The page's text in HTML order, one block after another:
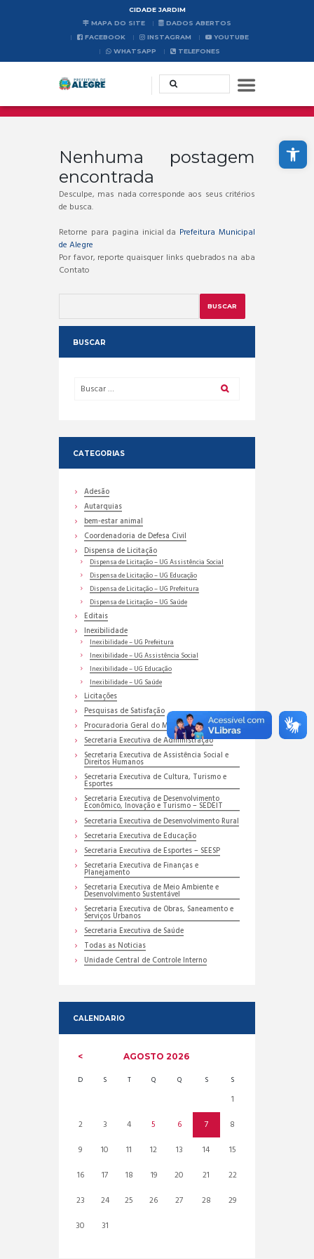
Abrir a barra de ferramentas
CIDADE JARDIM
MAPA DO SITE
DADOS ABERTOS
FACEBOOK
INSTAGRAM
YOUTUBE
WHATSAPP
TELEFONES
Nenhuma postagem
encontrada
Desculpe, mas nada corresponde aos seus critérios
de busca.
Retorne para pagina inicial da Prefeitura Municipal
de Alegre
Por favor, reporte quaisquer links quebrados na aba
Contato
BUSCAR
CATEGORIAS
Adesão
Autarquias
bem-estar animal
Coordenadoria de Defesa Civil
Dispensa de Licitação
Dispensa de Licitação – UG Assistência Social
Dispensa de Licitação – UG Educação
Dispensa de Licitação – UG Prefeitura
Dispensa de Licitação – UG Saúde
Editais
Inexibilidade
Inexibilidade – UG Prefeitura
Inexibilidade – UG Assistência Social
Inexibilidade – UG Educação
Inexibilidade – UG Saúde
Licitações
Pesquisas de Satisfação
Procuradoria Geral do Município
Secretaria Executiva de Administração
Secretaria Executiva de Assistência Social e
Direitos Humanos
Secretaria Executiva de Cultura, Turismo e
Esportes
Secretaria Executiva de Desenvolvimento
Econômico, Inovação e Turismo – SEDEIT
Secretaria Executiva de Desenvolvimento Rural
Secretaria Executiva de Educação
Secretaria Executiva de Esportes – SEESP
Secretaria Executiva de Finanças e
Planejamento
Secretaria Executiva de Meio Ambiente e
Desenvolvimento Sustentável
Secretaria Executiva de Obras, Saneamento e
Serviços Urbanos
Secretaria Executiva de Saúde
Todas as Noticias
Unidade Central de Controle Interno
CALENDARIO
AGOSTO2026
D S T Q Q S S
1
2
3 4 5 6 7
8
9
10 11 12 13 14
15
16
17 18 19 20 21
22
23
24 25 26 27 28
29
30
31